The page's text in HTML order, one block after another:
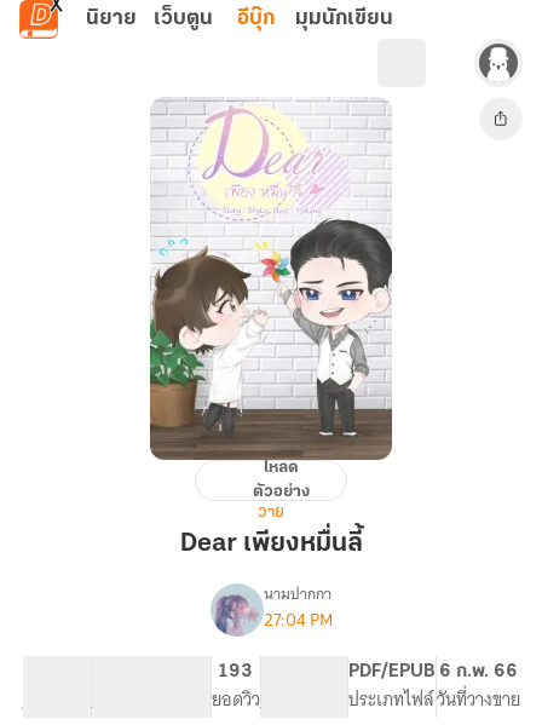
ข้ามไปยังเนื้อหาหลัก
นิยาย เว็บตูน อีบุ๊ก มุมนักเขียน
หมื่น
โหลด
ตัวอย่าง
วาย
Dear เพียงหมื่นลี้
เรื่อง[END]
นามปากกา
27:04 PM
จำนวนคำ จำนวนหน้า (A5)
193
ยอดวิวระดับเนื้อหา
PDF/EPUB
ประเภทไฟล์
6 ก.พ. 66
วันที่วางขาย